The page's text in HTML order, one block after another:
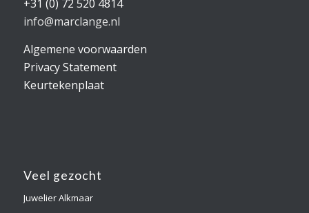
+31 (0) 72 520 4814
info@marclange.nl
Algemene voorwaarden
Privacy Statement
Keurtekenplaat
Veel gezocht
Juwelier Alkmaar